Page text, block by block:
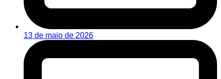
13 de maio de 2026